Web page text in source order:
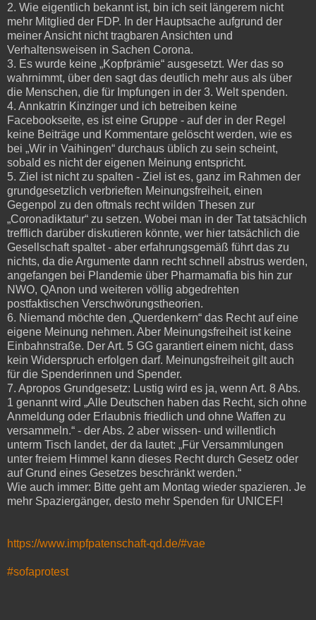
2. Wie eigentlich bekannt ist, bin ich seit längerem nicht
mehr Mitglied der FDP. In der Hauptsache aufgrund der
meiner Ansicht nicht tragbaren Ansichten und
Verhaltensweisen in Sachen Corona.
3. Es wurde keine „Kopfprämie“ ausgesetzt. Wer das so
wahrnimmt, über den sagt das deutlich mehr aus als über
die Menschen, die für Impfungen in der 3. Welt spenden.
4. Annkatrin Kinzinger und ich betreiben keine
Facebookseite, es ist eine Gruppe - auf der in der Regel
keine Beiträge und Kommentare gelöscht werden, wie es
bei „Wir in Vaihingen“ durchaus üblich zu sein scheint,
sobald es nicht der eigenen Meinung entspricht.
5. Ziel ist nicht zu spalten - Ziel ist es, ganz im Rahmen der
grundgesetzlich verbrieften Meinungsfreiheit, einen
Gegenpol zu den oftmals recht wilden Thesen zur
„Coronadiktatur“ zu setzen. Wobei man in der Tat tatsächlich
trefflich darüber diskutieren könnte, wer hier tatsächlich die
Gesellschaft spaltet - aber erfahrungsgemäß führt das zu
nichts, da die Argumente dann recht schnell abstrus werden,
angefangen bei Plandemie über Pharmamafia bis hin zur
NWO, QAnon und weiteren völlig abgedrehten
postfaktischen Verschwörungstheorien.
6. Niemand möchte den „Querdenkern“ das Recht auf eine
eigene Meinung nehmen. Aber Meinungsfreiheit ist keine
Einbahnstraße. Der Art. 5 GG garantiert einem nicht, dass
kein Widerspruch erfolgen darf. Meinungsfreiheit gilt auch
für die Spenderinnen und Spender.
7. Apropos Grundgesetz: Lustig wird es ja, wenn Art. 8 Abs.
1 genannt wird „Alle Deutschen haben das Recht, sich ohne
Anmeldung oder Erlaubnis friedlich und ohne Waffen zu
versammeln.“ - der Abs. 2 aber wissen- und willentlich
unterm Tisch landet, der da lautet: „Für Versammlungen
unter freiem Himmel kann dieses Recht durch Gesetz oder
auf Grund eines Gesetzes beschränkt werden.“
Wie auch immer: Bitte geht am Montag wieder spazieren. Je
mehr Spaziergänger, desto mehr Spenden für UNICEF!
https://www.impfpatenschaft-qd.de/#vae
#sofaprotest